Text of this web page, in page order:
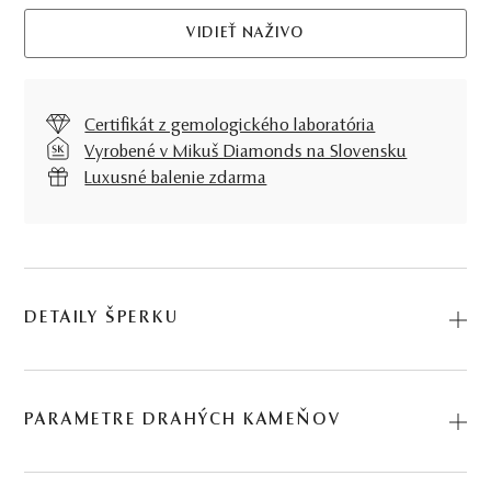
VIDIEŤ NAŽIVO
Certifikát z gemologického laboratória
Vyrobené v Mikuš Diamonds na Slovensku
Luxusné balenie zdarma
DETAILY ŠPERKU
použili prírodné materiály: ružové zlato, ružový zafír. Kód:
PARAMETRE DRAHÝCH KAMEŇOV